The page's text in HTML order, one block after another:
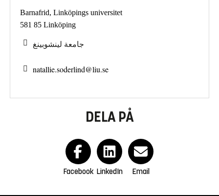
Barnafrid, Linköpings universitet
581 85 Linköping
جامعة لينشوبينغ
natallie.soderlind@liu.se
DELA PÅ
Facebook LinkedIn Email